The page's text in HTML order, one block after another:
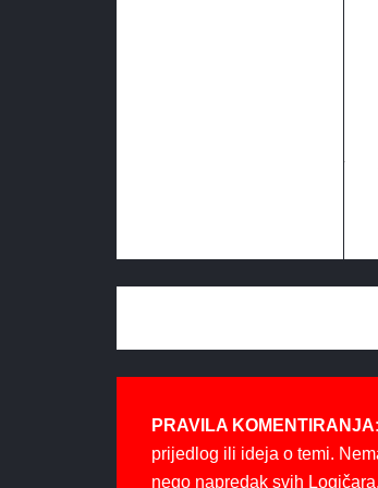
PRAVILA KOMENTIRANJA
prijedlog ili ideja o temi.
nego napredak svih